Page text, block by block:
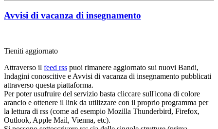
Avvisi di vacanza di insegnamento
Tieniti aggiornato
Attraverso il feed rss puoi rimanere aggiornato sui nuovi Bandi,
Indagini conoscitive e Avvisi di vacanza di insegnamento pubblicati
attraverso questa piattaforma.
Per poter usufruire del servizio basta cliccare sull'icona di colore
arancio e ottenere il link da utilizzare con il proprio programma per
la lettura di rss (come ad esempio Mozilla Thunderbird, Firefox,
Outlook, Apple Mail, Vienna, etc).